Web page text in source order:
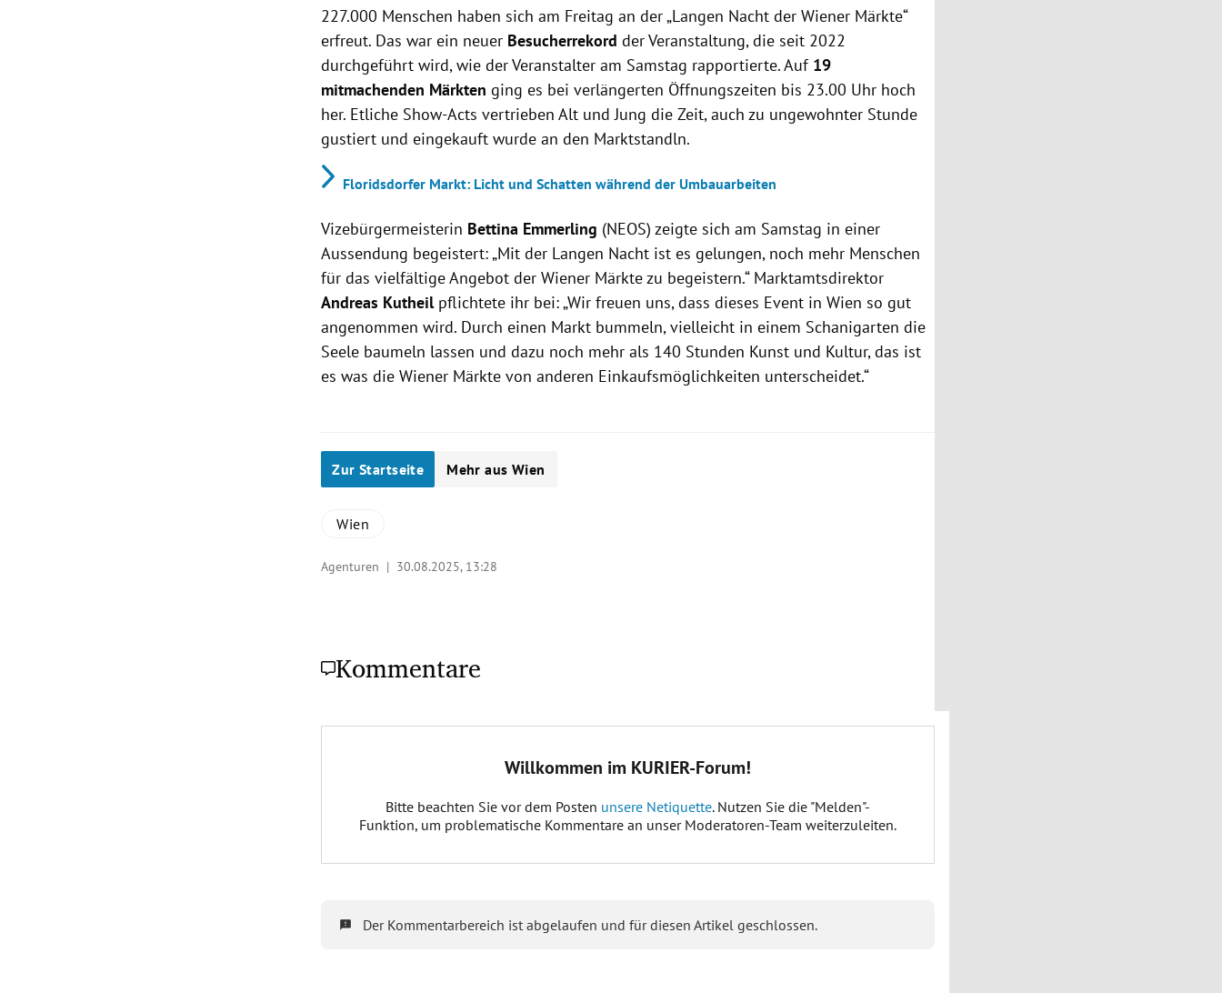
227.000 Menschen haben sich am Freitag an der „Langen Nacht der Wiener Märkte“
erfreut. Das war ein neuer Besucherrekordder Veranstaltung, die seit 2022
durchgeführt wird, wie der Veranstalter am Samstag rapportierte. Auf19
mitmachenden Märkten ging es bei verlängerten Öffnungszeiten bis 23.00 Uhr hoch
her. Etliche Show-Acts vertrieben Alt und Jung die Zeit, auch zu ungewohnter Stunde
gustiert und eingekauft wurde an den Marktstandln.
Floridsdorfer Markt: Licht und Schatten während der Umbauarbeiten
Vizebürgermeisterin Bettina Emmerling (NEOS) zeigte sich am Samstag in einer
Aussendung begeistert: „Mit der Langen Nacht ist es gelungen, noch mehr Menschen
für das vielfältige Angebot der Wiener Märkte zu begeistern.“ Marktamtsdirektor
Andreas Kutheil pflichtete ihr bei: „Wir freuen uns, dass dieses Event in Wien so gut
angenommen wird. Durch einen Markt bummeln, vielleicht in einem Schanigarten die
Seele baumeln lassen und dazu noch mehr als 140 Stunden Kunst und Kultur, das ist
es was die Wiener Märkte von anderen Einkaufsmöglichkeiten unterscheidet.“
Zur Startseite Mehr aus Wien
Wien
Agenturen | 30.08.2025, 13:28
Kommentare